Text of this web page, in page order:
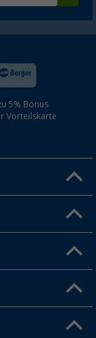
5% Bonus
Vorteilskarte